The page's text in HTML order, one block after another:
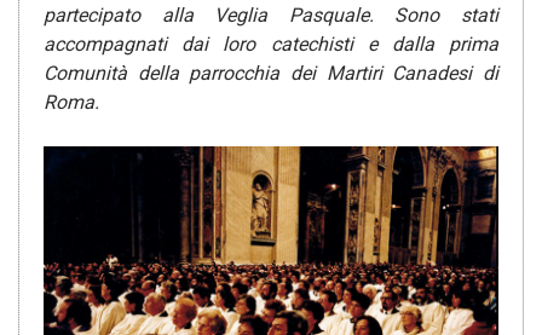
partecipato alla Veglia Pasquale. Sono stati
accompagnati dai loro catechisti e dalla prima
Comunità della parrocchia dei Martiri Canadesi di
Roma.